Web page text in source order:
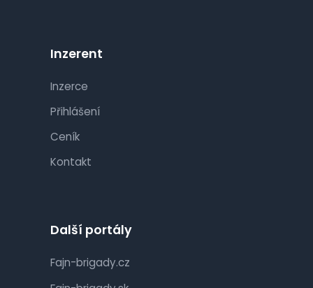
Inzerent
Inzerce
Přihlášení
Ceník
Kontakt
Další portály
Fajn-brigady.cz